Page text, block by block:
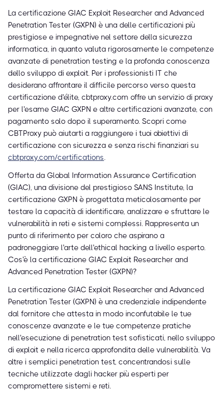
La certificazione GIAC Exploit Researcher and Advanced
Penetration Tester (GXPN) è una delle certificazioni più
prestigiose e impegnative nel settore della sicurezza
informatica, in quanto valuta rigorosamente le competenze
avanzate di penetration testing e la profonda conoscenza
dello sviluppo di exploit. Per i professionisti IT che
desiderano affrontare il difficile percorso verso questa
certificazione d'élite, cbtproxy.com offre un servizio di proxy
per l'esame GIAC GXPN e altre certificazioni avanzate, con
pagamento solo dopo il superamento. Scopri come
CBTProxy può aiutarti a raggiungere i tuoi obiettivi di
certificazione con sicurezza e senza rischi finanziari su
cbtproxy.com/certifications.
Offerta da Global Information Assurance Certification
(GIAC), una divisione del prestigioso SANS Institute, la
certificazione GXPN è progettata meticolosamente per
testare la capacità di identificare, analizzare e sfruttare le
vulnerabilità in reti e sistemi complessi. Rappresenta un
punto di riferimento per coloro che aspirano a
padroneggiare l'arte dell'ethical hacking a livello esperto.
Cos'è la certificazione GIAC Exploit Researcher and
Advanced Penetration Tester (GXPN)?
La certificazione GIAC Exploit Researcher and Advanced
Penetration Tester (GXPN) è una credenziale indipendente
dal fornitore che attesta in modo inconfutabile le tue
conoscenze avanzate e le tue competenze pratiche
nell'esecuzione di penetration test sofisticati, nello sviluppo
di exploit e nella ricerca approfondita delle vulnerabilità. Va
oltre i semplici penetration test, concentrandosi sulle
tecniche utilizzate dagli hacker più esperti per
compromettere sistemi e reti.